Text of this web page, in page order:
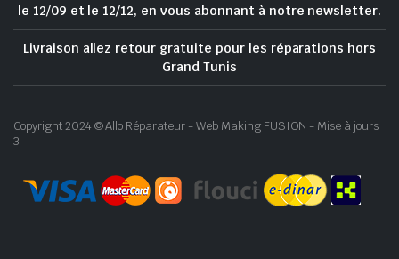
le 12/09 et le 12/12, en vous abonnant à notre newsletter.
Livraison allez retour gratuite pour les réparations hors
Grand Tunis
Copyright 2024 © Allo Réparateur - Web Making FUSION - Mise à jours
3